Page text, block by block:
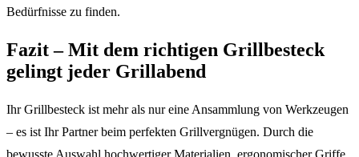
Bedürfnisse zu finden.
Fazit – Mit dem richtigen Grillbesteck
gelingt jeder Grillabend
Ihr Grillbesteck ist mehr als nur eine Ansammlung von Werkzeugen
– es ist Ihr Partner beim perfekten Grillvergnügen. Durch die